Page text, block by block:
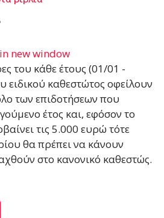
new window
του κάθε έτους (01/01 -
ειδικού καθεστώτος οφείλουν
των επιδοτήσεων που
έτος και, εφόσον το
τις 5.000 ευρώ τότε
θα πρέπει να κάνουν
στο κανονικό καθεστώς.